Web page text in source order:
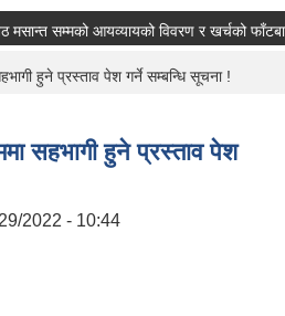
सम्मको आयव्यायको विवरण र खर्चको फाँटबारी ।
हुने प्रस्ताव पेश गर्ने सम्बन्धि सूचना !
सहभागी हुने प्रस्ताव पेश
2022 - 10:44